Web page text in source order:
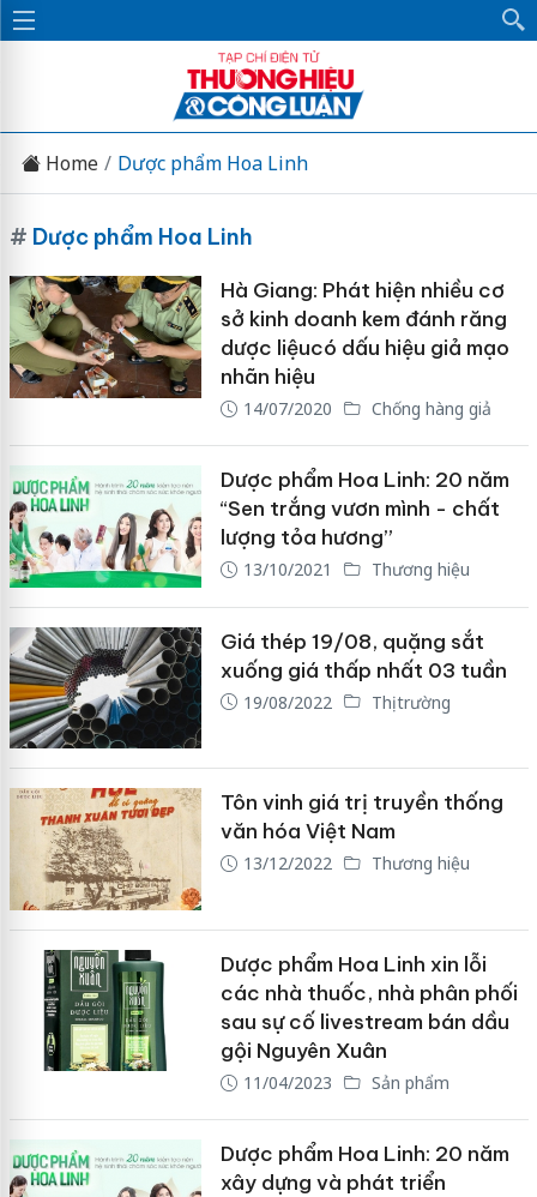
Home Dược phẩm Hoa Linh
# Dược phẩm Hoa Linh
Hà Giang: Phát hiện nhiều cơ
sở kinh doanh kem đánh răng
dược liệucó dấu hiệu giả mạo
nhãn hiệu
14/07/2020 Chống hàng giả
Dược phẩm Hoa Linh: 20 năm
“Sen trắng vươn mình - chất
lượng tỏa hương”
13/10/2021 Thương hiệu
Giá thép 19/08, quặng sắt
xuống giá thấp nhất 03 tuần
19/08/2022 Thị trường
Tôn vinh giá trị truyền thống
văn hóa Việt Nam
13/12/2022 Thương hiệu
Dược phẩm Hoa Linh xin lỗi
các nhà thuốc, nhà phân phối
sau sự cố livestream bán dầu
gội Nguyên Xuân
11/04/2023 Sản phẩm
Dược phẩm Hoa Linh: 20 năm
xây dựng và phát triển